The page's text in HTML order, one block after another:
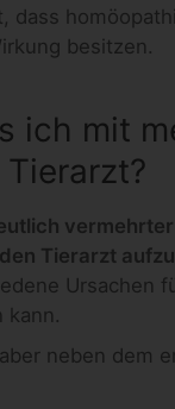
dass
besitzen.
ich mit
Tierarzt
Ursachen
kann.
neben dem